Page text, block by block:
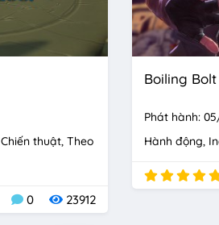
Chiến thuật Theo
0 23912
Boiling Bolt
Phát hành:
Hành động